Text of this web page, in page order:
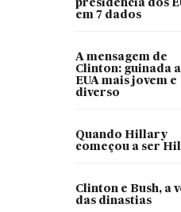
presidência dos
em 7 dados
A mensagem de
Clinton: guinada
EUA mais jovem e
diverso
Quando Hillary
começou a ser
Clinton e Bush, a
das dinastias